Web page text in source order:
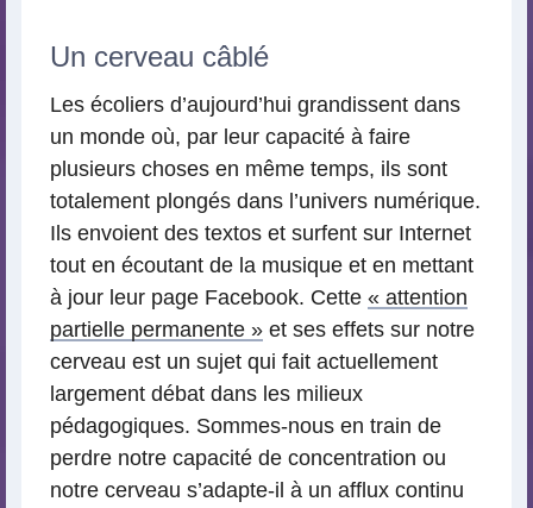
Un cerveau câblé
Les écoliers d’aujourd’hui grandissent dans
un monde où, par leur capacité à faire
plusieurs choses en même temps, ils sont
totalement plongés dans l’univers numérique.
Ils envoient des textos et surfent sur Internet
tout en écoutant de la musique et en mettant
à jour leur page Facebook. Cette « attention
partielle permanente » et ses effets sur notre
cerveau est un sujet qui fait actuellement
largement débat dans les milieux
pédagogiques. Sommes-nous en train de
perdre notre capacité de concentration ou
notre cerveau s’adapte-il à un afflux continu